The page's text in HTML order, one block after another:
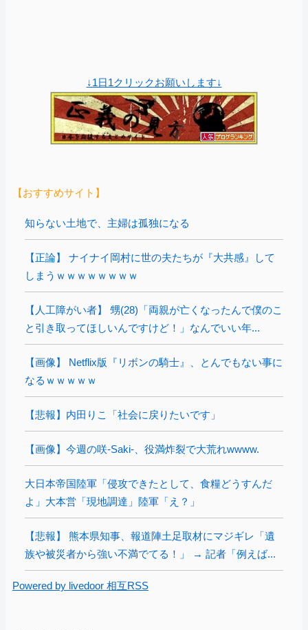
↓1日1クリックお願いします↓
【おすすめサイト】
知らない土地で、主婦は孤独になる
【正論】 ナイナイ岡村に世の夫たちが『大共感』して
しまうｗｗｗｗｗｗｗｗ
【人工障がい者】 甥(28)「両親が亡くなったんで僕のこ
と引き取ってほしいんですけど！」なんでいい年...
【画像】 Netflix版『リボンの騎士』、とんでもない事に
なるｗｗｗｗｗ
【悲報】内田りこ「社会に戻りたいです」
【画像】今週の咲-Saki-、役満炸裂で大荒れwwww.
大日本帝国陸軍「侵攻できたとして、食糧どうすんだ
よ」大本営「現地調達」陸軍「え？」
【悲報】 熊本県知事、報道陣土足取材にマジギレ「遺
族や被災者から強い不満でてる！」 → 記者「例えば...
Powered by livedoor 相互RSS